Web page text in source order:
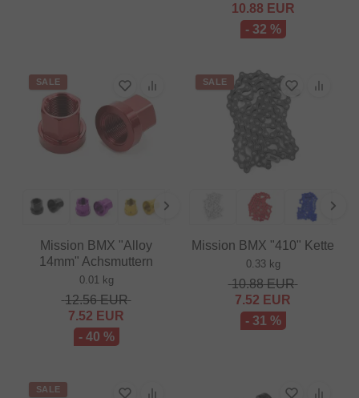
10.88 EUR
- 32 %
SALE
Mission BMX "Alloy
14mm" Achsmuttern
0.01 kg
12.56EUR
7.52 EUR
- 40 %
SALE
Mission BMX "410" Kette
0.33 kg
10.88EUR
7.52 EUR
- 31 %
SALE